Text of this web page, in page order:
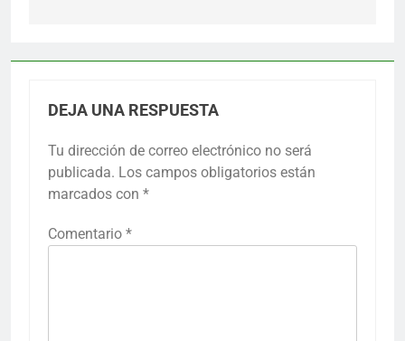
DEJA UNA RESPUESTA
Tu dirección de correo electrónico no será
publicada. Los campos obligatorios están
marcados con *
Comentario *